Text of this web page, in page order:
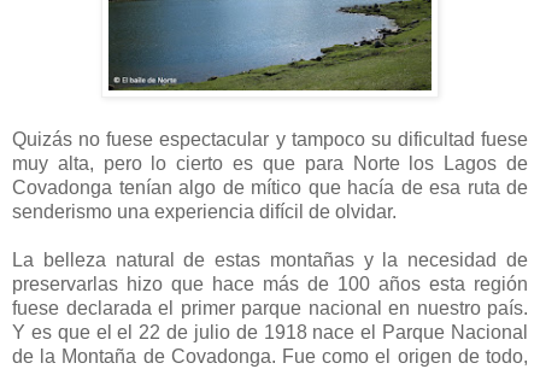
Quizás no fuese espectacular y tampoco su dificultad fuese
muy alta, pero lo cierto es que para Norte los Lagos de
Covadonga tenían algo de mítico que hacía de esa ruta de
senderismo una experiencia difícil de olvidar.
La belleza natural de estas montañas y la necesidad de
preservarlas hizo que hace más de 100 años esta región
fuese declarada el primer parque nacional en nuestro país.
Y es que el el 22 de julio de 1918 nace el Parque Nacional
de la Montaña de Covadonga. Fue como el origen de todo,